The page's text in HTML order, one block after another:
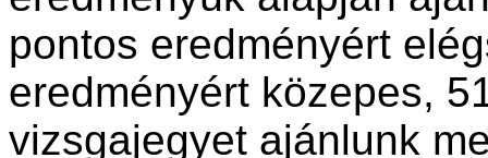
pontos eredményért
eredményért közepes,
vizsgajegyet ajánlunk